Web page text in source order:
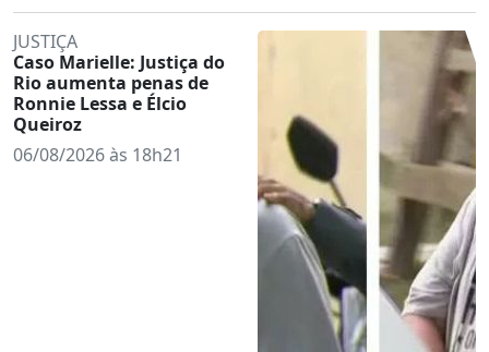
JUSTIÇA
Caso Marielle: Justiça do
Rio aumenta penas de
Ronnie Lessa e Élcio
Queiroz
06/08/2026 às 18h21